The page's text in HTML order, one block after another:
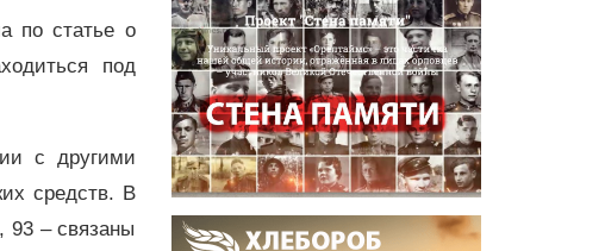
по статье о
под
с другими
средств. В
93 – связаны